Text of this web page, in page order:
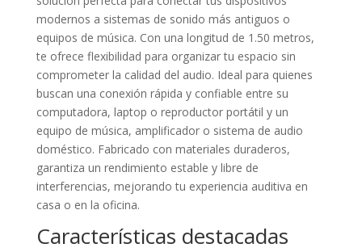
modernos a sistemas de sonido más antiguos o
equipos de música. Con una longitud de 1.50 metros,
te ofrece flexibilidad para organizar tu espacio sin
comprometer la calidad del audio. Ideal para quienes
buscan una conexión rápida y confiable entre su
computadora, laptop o reproductor portátil y un
equipo de música, amplificador o sistema de audio
doméstico. Fabricado con materiales duraderos,
garantiza un rendimiento estable y libre de
interferencias, mejorando tu experiencia auditiva en
casa o en la oficina.
Características destacadas